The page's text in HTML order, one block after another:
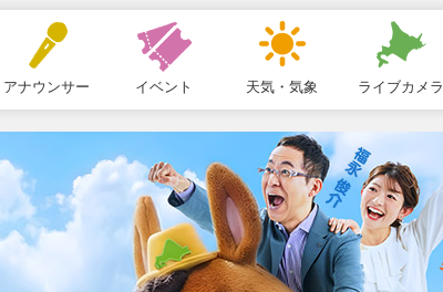
アナウンサー イベント 天気・気象 ライブカメラ